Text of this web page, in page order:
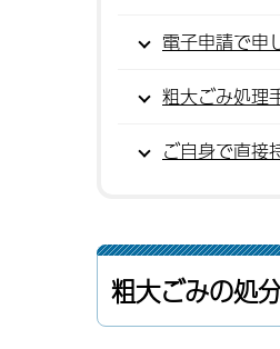
電子申請で申
粗大ごみ処理
ご自身で直接
粗大ごみの処